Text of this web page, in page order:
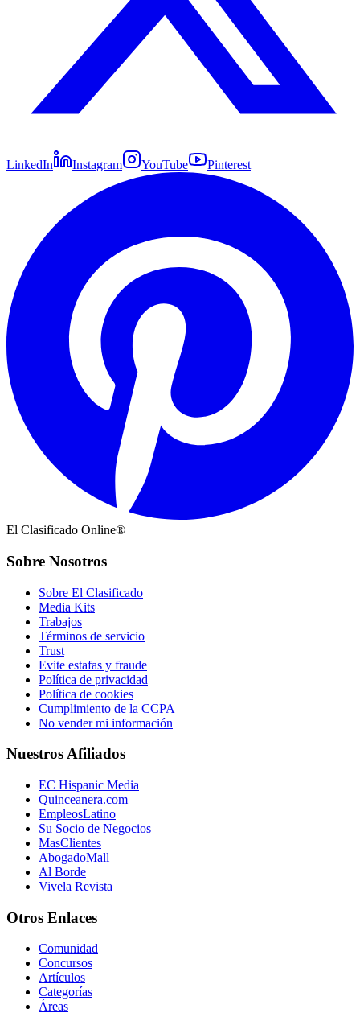
LinkedIn Instagram YouTube Pinterest
El Clasificado Online®
Sobre Nosotros
Sobre El Clasificado
Media Kits
Trabajos
Términos de servicio
Trust
Evite estafas y fraude
Política de privacidad
Política de cookies
Cumplimiento de la CCPA
No vender mi información
Nuestros Afiliados
EC Hispanic Media
Quinceanera.com
EmpleosLatino
Su Socio de Negocios
MasClientes
AbogadoMall
Al Borde
Vivela Revista
Otros Enlaces
Comunidad
Concursos
Artículos
Categorías
Áreas